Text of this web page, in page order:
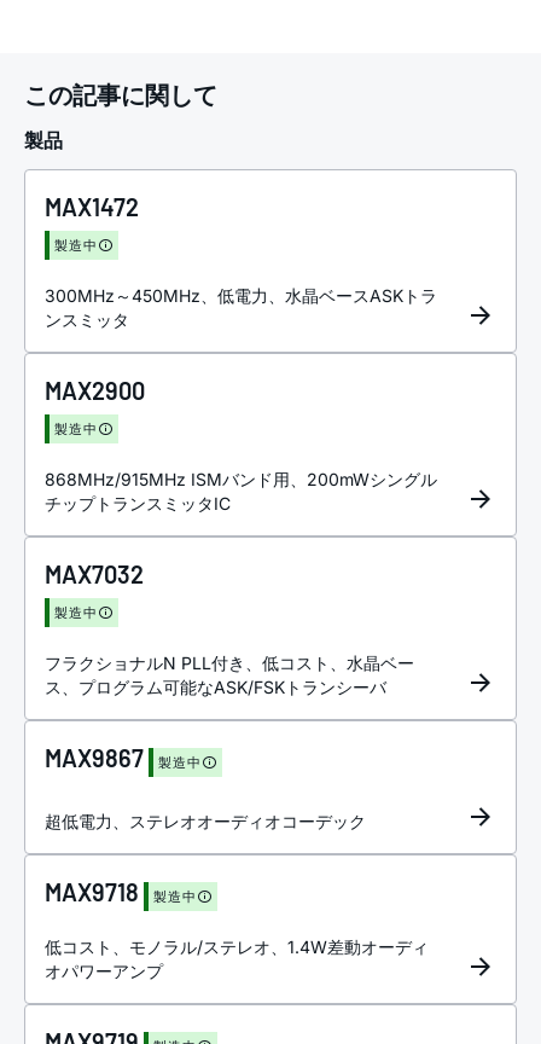
この記事に関して
製品
MAX1472
製造中
300MHz～450MHz、低電力、水晶ベースASKトラ
ンスミッタ
MAX2900
製造中
868MHz/915MHz ISMバンド用、200mWシングル
チップトランスミッタIC
MAX7032
製造中
フラクショナルN PLL付き、低コスト、水晶ベー
ス、プログラム可能なASK/FSKトランシーバ
MAX9867 製造中
超低電力、ステレオオーディオコーデック
MAX9718 製造中
低コスト、モノラル/ステレオ、1.4W差動オーディ
オパワーアンプ